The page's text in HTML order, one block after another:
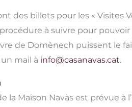
des billets pour les « Visites
à suivre pour
de Domènech puissent le
mail à info@casanavas.cat.
la Maison Navàs est prévue